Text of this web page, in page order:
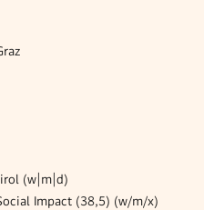
(w|m|d)
Impact (38,5) (w/m/x)